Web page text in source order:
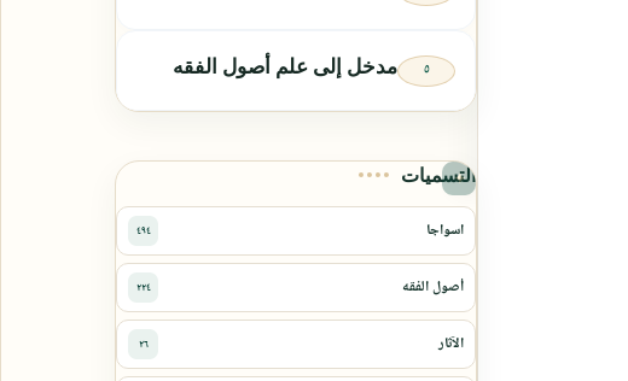
مدخل إلى علم أصول الفقه
التسميات